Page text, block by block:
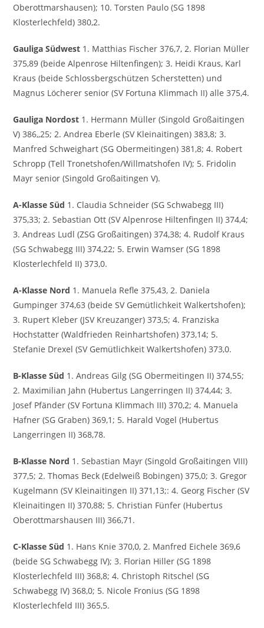
Oberottmarshausen); 10. Torsten Paulo (SG 1898
Klosterlechfeld) 380,2.
Gauliga Südwest 1. Matthias Fischer 376,7, 2. Florian Müller
375,89 (beide Alpenrose Hiltenfingen); 3. Heidi Kraus, Karl
Kraus (beide Schlossbergschützen Scherstetten) und
Magnus Löcherer senior (SV Fortuna Klimmach II) alle 375,4.
Gauliga Nordost 1. Hermann Müller (Singold Großaitingen
V) 386,,25; 2. Andrea Eberle (SV Kleinaitingen) 383,8; 3.
Manfred Schweighart (SG Obermeitingen) 381,8; 4. Robert
Schropp (Tell Tronetshofen/Willmatshofen IV); 5. Fridolin
Mayr senior (Singold Großaitingen V).
A-Klasse Süd 1. Claudia Schneider (SG Schwabegg III)
375,33; 2. Sebastian Ott (SV Alpenrose Hiltenfingen II) 374,4;
3. Andreas Ludl (ZSG Großaitingen) 374,38; 4. Rudolf Kraus
(SG Schwabegg III) 374,22; 5. Erwin Wamser (SG 1898
Klosterlechfeld II) 373,0.
A-Klasse Nord 1. Manuela Refle 375,43, 2. Daniela
Gumpinger 374,63 (beide SV Gemütlichkeit Walkertshofen);
3. Rupert Kleber (JSV Kreuzanger) 373,5; 4. Franziska
Hochstatter (Waldfrieden Reinhartshofen) 373,14; 5.
Stefanie Drexel (SV Gemütlichkeit Walkertshofen) 373,0.
B-Klasse Süd 1. Andreas Gilg (SG Obermeitingen II) 374,55;
2. Maximilian Jahn (Hubertus Langerringen II) 374,44; 3.
Josef Pfänder (SV Fortuna Klimmach III) 370,2; 4. Manuela
Hafner (SG Graben) 369,1; 5. Harald Vogel (Hubertus
Langerringen II) 368,78.
B-Klasse Nord 1. Sebastian Mayr (Singold Großaitingen VIII)
377,5; 2. Thomas Beck (Edelweiß Bobingen) 375,0; 3. Gregor
Kugelmann (SV Kleinaitingen II) 371,13;: 4. Georg Fischer (SV
Kleinaitingen II) 370,88; 5. Christian Fünfer (Hubertus
Oberottmarshausen III) 366,71.
C-Klasse Süd 1. Hans Knie 370,0, 2. Manfred Eichele 369,6
(beide SG Schwabegg IV); 3. Florian Hiller (SG 1898
Klosterlechfeld III) 368,8; 4. Christoph Ritschel (SG
Schwabegg IV) 368,0; 5. Nicole Fronius (SG 1898
Klosterlechfeld III) 365,5.